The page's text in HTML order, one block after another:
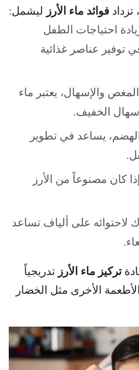
فوائد ماء الأرز ليشمل:
احتياجات الطفل
توفير عناصر غذائية
والإسهال، يعتبر ماء
الخفيف.
يساعد في تطوير
كان مصنوعاً من الأرز
لاحتوائه على ألياف تساعد
تركيز ماء الأرز تدريجياً
الأخرى مثل الخضار